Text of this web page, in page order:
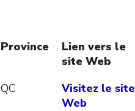
Province
Lien vers le
site Web
QC
Visitez le site
Web